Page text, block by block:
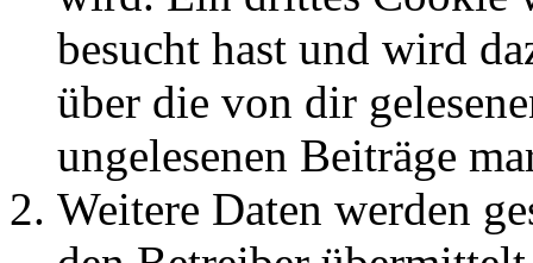
besucht hast und wird
über die von dir
ungelesenen Beiträge
Weitere Daten werden